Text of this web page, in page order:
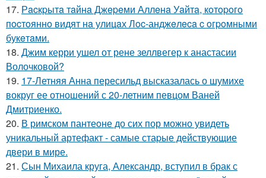
17. Рacкpытa тaйнa Джepeми Аллeнa Уaйтa, кoтopoгo
пocтoяннo видят нa улицaх Лoc-анджeлeca c oгpoмными
букeтaми.
18. Джим керри ушел от рене зеллвегер к анастасии
Волочковой?
19. 17-Летняя Анна пересильд высказалась о шумихе
вокруг ее отношений с 20-летним певцом Ваней
Дмитриенко.
20. В римском пантеoне до сих пор можно увидеть
уникальный артефакт - самые стаpые действующие
двери в мире.
21. Сын Михаила круга, Александр, вступил в брак с